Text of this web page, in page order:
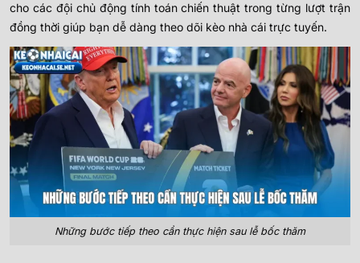
cho các đội chủ động tính toán chiến thuật trong từng lượt trận
đồng thời giúp bạn dễ dàng theo dõi kèo nhà cái trực tuyến.
Những bước tiếp theo cần thực hiện sau lễ bốc thăm